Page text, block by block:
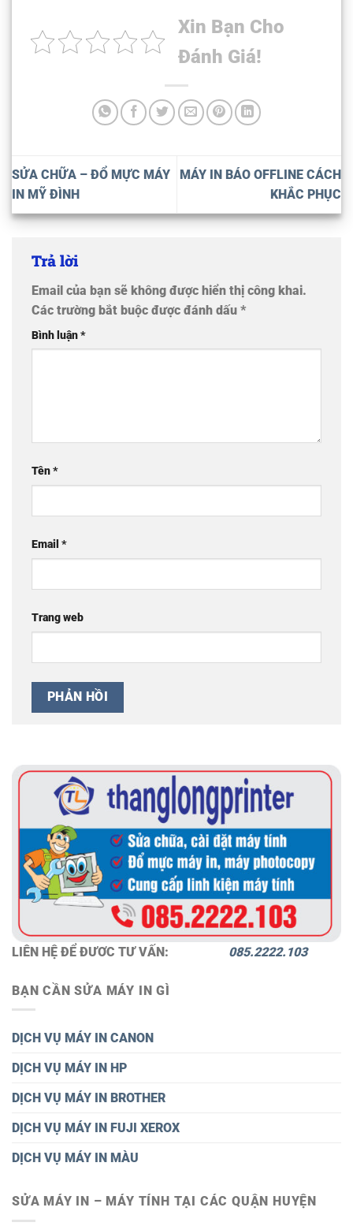
Xin Bạn Cho
Đánh Giá!
SỬA CHỮA – ĐỔ MỰC MÁY
IN MỸ ĐÌNH
MÁY IN BÁO OFFLINE CÁCH
KHẮC PHỤC
Trả lời
Email của bạn sẽ không được hiển thị công khai.
Các trường bắt buộc được đánh dấu *
Bình luận*
Tên*
Email *
Trang web
LIÊN HỆ ĐỂ ĐƯƠC TƯ VẤN: 085.2222.103
BẠN CẦN SỬA MÁY IN GÌ
DỊCH VỤ MÁY IN CANON
DỊCH VỤ MÁY IN HP
DỊCH VỤ MÁY IN BROTHER
DỊCH VỤ MÁY IN FUJI XEROX
DỊCH VỤ MÁY IN MÀU
SỬA MÁY IN – MÁY TÍNH TẠI CÁC QUẬN HUYỆN